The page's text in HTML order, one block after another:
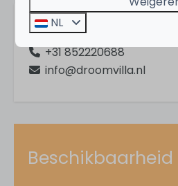
In de omgeving
Aan water
Bij golfbaan
Duinen
Op kleinschalig park
Vragen over deze
+31 852220688
info@droomvilla.nl
NL